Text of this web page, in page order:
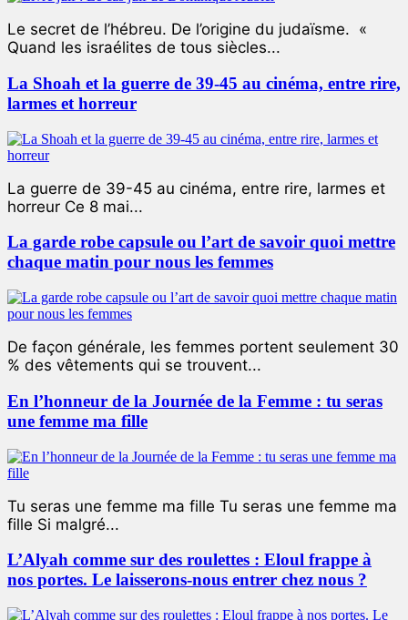
Le secret de l’hébreu. De l’origine du judaïsme. «
Quand les israélites de tous siècles...
La Shoah et la guerre de 39-45 au cinéma, entre rire,
larmes et horreur
La guerre de 39-45 au cinéma, entre rire, larmes et
horreur Ce 8 mai...
La garde robe capsule ou l’art de savoir quoi mettre
chaque matin pour nous les femmes
De façon générale, les femmes portent seulement 30
% des vêtements qui se trouvent...
En l’honneur de la Journée de la Femme : tu seras
une femme ma fille
Tu seras une femme ma fille Tu seras une femme ma
fille Si malgré...
L’Alyah comme sur des roulettes : Eloul frappe à
nos portes. Le laisserons-nous entrer chez nous ?